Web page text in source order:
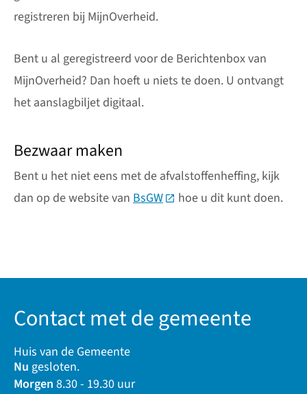
registreren bij MijnOverheid.
Bent u al geregistreerd voor de Berichtenbox van
MijnOverheid? Dan hoeft u niets te doen. U ontvangt
het aanslagbiljet digitaal.
Bezwaar maken
Bent u het niet eens met de afvalstoffenheffing, kijk
dan op de website van BsGW(Deze link gaat naar een
hoe u dit kunt doen.
Contact met de gemeente
Huis van de Gemeente
Nu gesloten.
Morgen 8.30 - 19.30 uur